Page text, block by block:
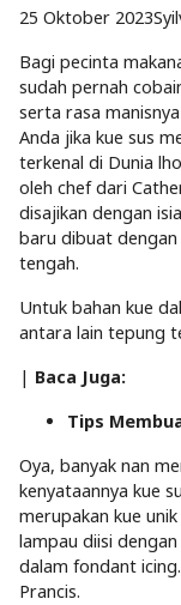
25 Oktober 2023
Bagi pecinta
sudah pernah
serta rasa
Anda jika kue sus
terkenal di Dunia
oleh chef dari
disajikan dengan
baru dibuat
tengah.
Untuk bahan kue
antara lain tepung
| Baca Juga:
Tips
Oya, banyak nan
kenyataannya kue
merupakan kue
lampau diisi
dalam fondant
Prancis.